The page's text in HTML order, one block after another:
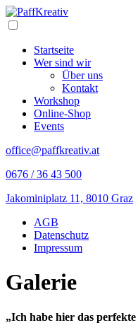
Skip
to
Startseite
Wer sind wir
Über uns
Kontakt
Workshop
Online-Shop
Events
office@paffkreativ.at
0676 / 36 43 500
Jakominiplatz 11, 8010 Graz
Folge
Folge
AGB
Datenschutz
Impressum
Galerie
„Ich habe hier das